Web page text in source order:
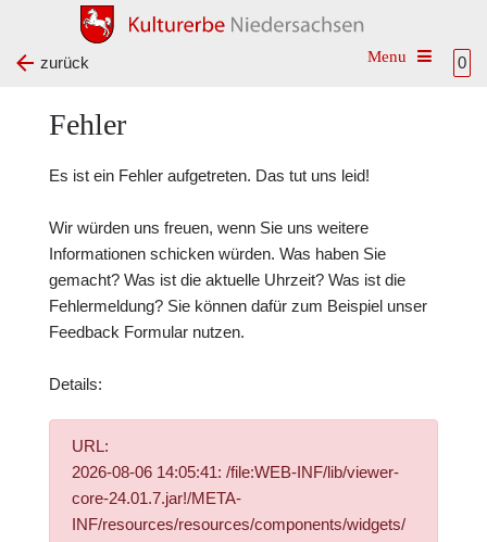
0
Toggle
zurück
Fehler
Es ist ein Fehler aufgetreten. Das tut uns leid!
Wir würden uns freuen, wenn Sie uns weitere
Informationen schicken würden. Was haben Sie
gemacht? Was ist die aktuelle Uhrzeit? Was ist die
Fehlermeldung? Sie können dafür zum Beispiel unser
Feedback Formularnutzen.
Details:
URL:
2026-08-06 14:05:41: /file:WEB-INF/lib/viewer-
core-24.01.7.jar!/META-
INF/resources/resources/components/widgets/